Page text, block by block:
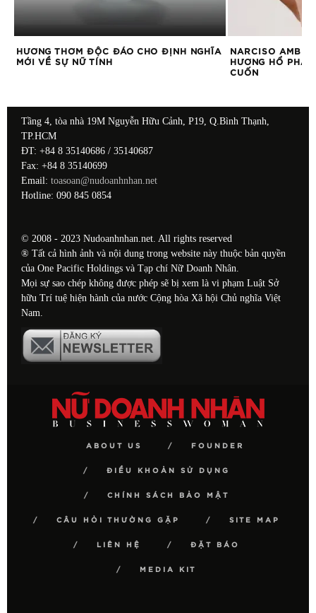
HƯƠNG THƠM ĐỘC ĐÁO CHO ĐỊNH NGHĨA
MỚI VỀ SỰ NỮ TÍNH
NARCISO
HƯƠNG HỔ
CUỐN
Tầng 4, tòa nhà 19M Nguyễn Hữu Cảnh, P19, Q.Bình Thạnh,
TP.HCM
ĐT: +84 8 35140686 / 35140687
Fax: +84 8 35140699
Email: toasoan@nudoanhnhan.net
Hotline: 090 845 0854
© 2008 - 2023 Nudoanhnhan.net. All rights reserved
® Tất cả hình ảnh và nội dung trong website này thuộc bản quyền
của One Pacific Holdings và Tạp chí Nữ Doanh Nhân.
Mọi sự sao chép không được phép sẽ bị xem là vi phạm Luật Sở
hữu Trí tuệ hiện hành của nước Cộng hòa Xã hội Chủ nghĩa Việt
Nam.
ABOUT US FOUNDER
ĐIỀU KHOẢN SỬ DỤNG
CHÍNH SÁCH BẢO MẬT
CÂU HỎI THƯỜNG GẶP SITE MAP
LIÊN HỆ ĐẶT BÁO
MEDIA KIT